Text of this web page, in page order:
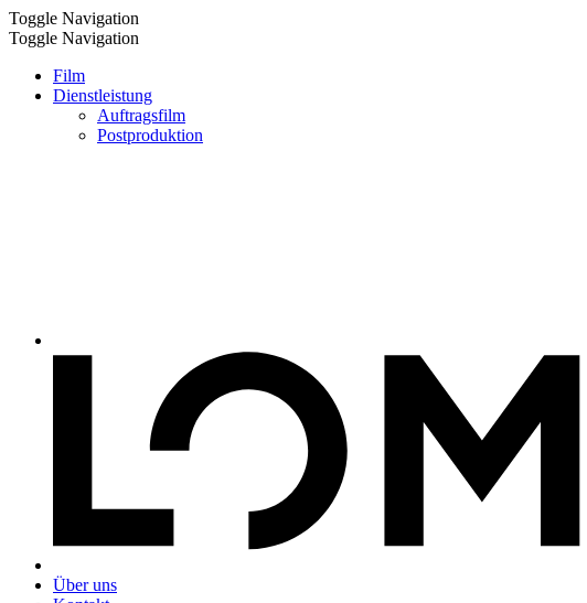
Toggle Navigation
Toggle Navigation
Film
Dienstleistung
Auftragsfilm
Postproduktion
Über uns